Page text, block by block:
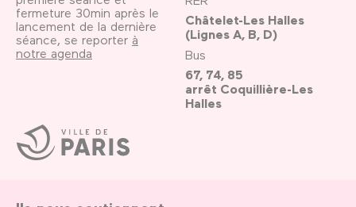
Ville
de
Paris
fermeture 30min après le
lancement de la dernière
séance, se reporter à
notre agenda
Châtelet-Les Halles
(Lignes A, B, D)
Bus
67, 74, 85
arrêt Coquillière-Les
Halles